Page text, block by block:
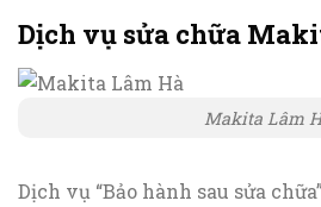
Dịch vụ sửa chữa
Makita Lâm
Dịch vụ “Bảo hành sau sửa